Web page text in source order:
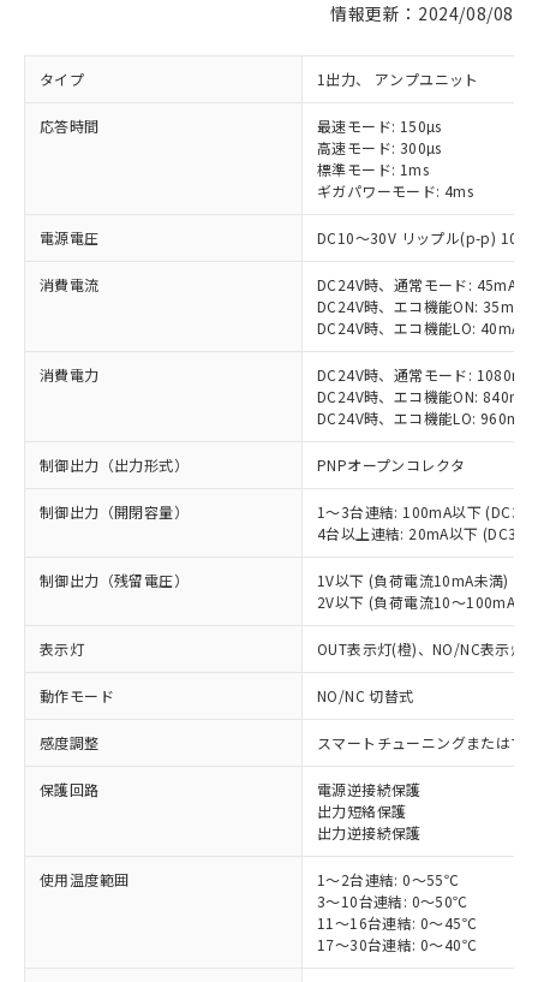
情報更新：2024/08/08
タイプ 1出力、 アンプユニット
応答時間
最速モード: 150µs
高速モード: 300µs
標準モード: 1ms
ギガパワーモード: 4ms
電源電圧 DC10～30V リップル(p-p) 10%
消費電流
DC24V時、通常モード: 45mA以
DC24V時、エコ機能ON: 35mA
DC24V時、エコ機能LO: 40mA
消費電力
DC24V時、通常モード:
DC24V時、エコ機能ON: 840mW
DC24V時、エコ機能LO: 960mW
制御出力（出力形式） PNPオープンコレクタ
制御出力（開閉容量）
1～3台連結: 100mA以下
4台以上連結: 20mA以下
制御出力（残留電圧）
1V以下 (負荷電流10mA未満)
2V以下 (負荷電流10～100mA)
表示灯 OUT表示灯(橙)、NO/NC表示灯(
動作モード NO/NC 切替式
感度調整 スマートチューニングまたはマ
保護回路
電源逆接続保護
出力短絡保護
出力逆接続保護
使用温度範囲
1～2台連結: 0～55℃
3～10台連結: 0～50℃
11～16台連結: 0～45℃
17～30台連結: 0～40℃
以下の条件をお読みいただき、同意のうえ
※1 対応状況
対応済み：EU RoHS指令（10物質）の
非含有に対応した製品が提供可能な商品で
対応予定：EU RoHS指令（10物質）の非含
有に対応した製品に切り替える予定のある
商品です。
対応予定なし：EU RoHS指令（10物質）の
非含有に非対応の商品で、対応品を出す予